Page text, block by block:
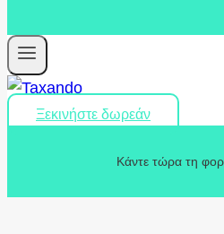
Ξεκινήστε δωρεάν
Κάντε τώρα τη